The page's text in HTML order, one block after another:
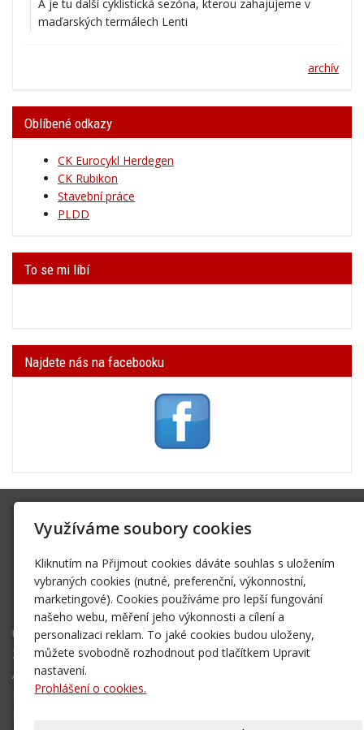
maďarských termálech Lenti
archív
Oblíbené odkazy
CK Eurocykl Herdegen
CK Rubikon
Stavební práce
PLDD
To se mi líbí
Najdete nás na facebooku
Na Spádu 2069/9, 40011 Ústí nad Labem
sktrifid@sktrifid.cz
606 64 64 99
475 504 457
Úvodní stránka
Ze života klubu
Archiv 2002 - 2006
Mapa destinací - NOVÉ!
Využíváme soubory cookies
Kliknutím na Přijmout cookies dáváte souhlas s uložením
vybraných cookies (nutné, preferenční, výkonnostní,
marketingové). Cookies používáme pro lepší fungování
našeho webu, měření jeho výkonnosti a cílení a
personalizaci reklam. To jaké cookies budou uloženy,
můžete svobodně rozhodnout pod tlačítkem Upravit
nastavení.
Prohlášení o cookies.